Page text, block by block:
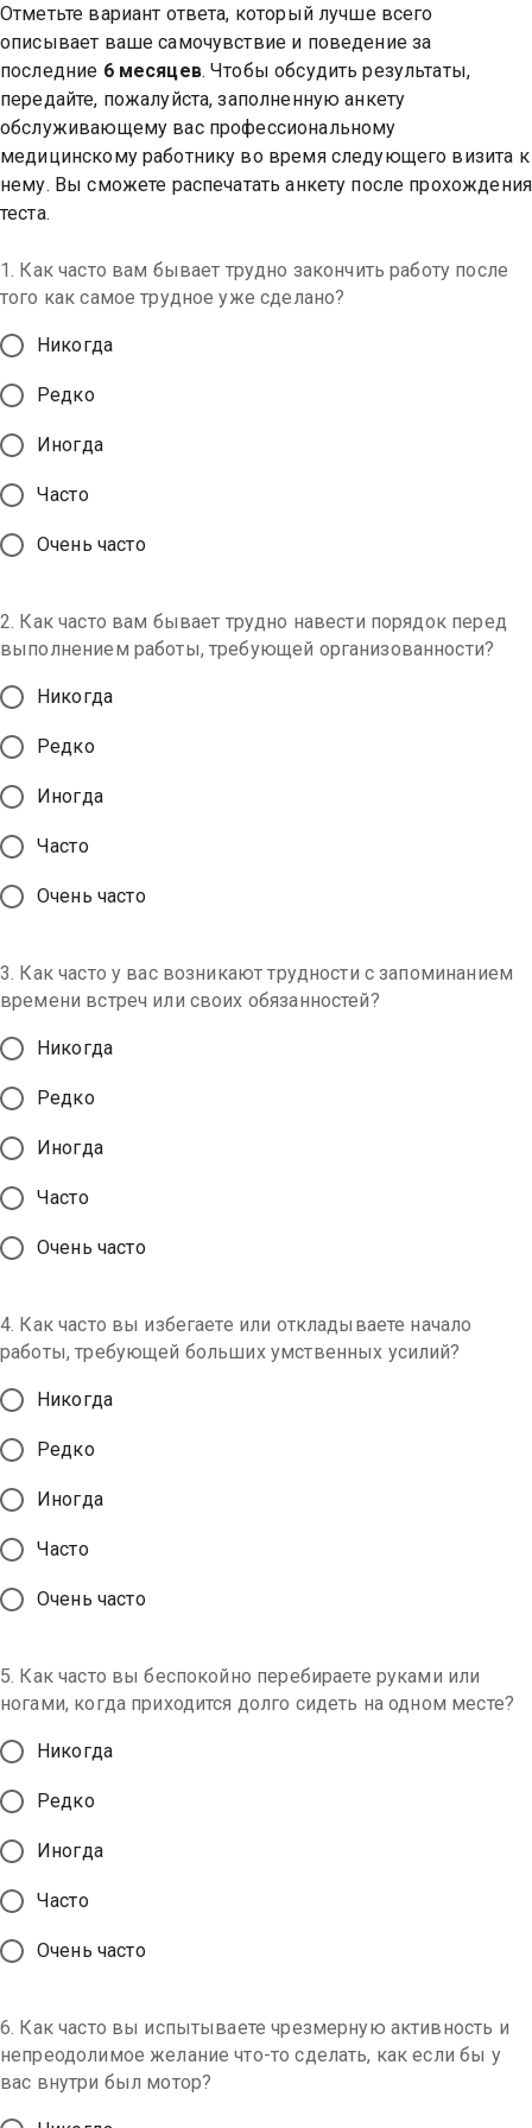
Отметьте вариант ответа, который лучше всего
описывает ваше самочувствие и поведение за
последние 6 месяцев. Чтобы обсудить результаты,
передайте, пожалуйста, заполненную анкету
обслуживающему вас профессиональному
медицинскому работнику во время следующего визита к
нему. Вы сможете распечатать анкету после прохождения
теста.
1. Как часто вам бывает трудно закончить работу после
того как самое трудное уже сделано?
Никогда
Редко
Иногда
Часто
Очень часто
2. Как часто вам бывает трудно навести порядок перед
выполнением работы, требующей организованности?
Никогда
Редко
Иногда
Часто
Очень часто
3. Как часто у вас возникают трудности с запоминанием
времени встреч или своих обязанностей?
Никогда
Редко
Иногда
Часто
Очень часто
4. Как часто вы избегаете или откладываете начало
работы, требующей больших умственных усилий?
Никогда
Редко
Иногда
Часто
Очень часто
5. Как часто вы беспокойно перебираете руками или
ногами, когда приходится долго сидеть на одном месте?
Никогда
Редко
Иногда
Часто
Очень часто
6. Как часто вы испытываете чрезмерную активность и
непреодолимое желание что-то сделать, как если бы у
вас внутри был мотор?